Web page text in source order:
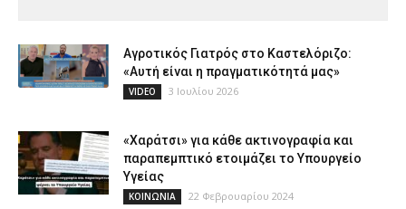
Αγροτικός Γιατρός στο Καστελόριζο:
«Αυτή είναι η πραγματικότητά μας»
VIDEO 3 Ιουλίου 2026
«Χαράτσι» για κάθε ακτινογραφία και
παραπεμπτικό ετοιμάζει το Υπουργείο
Υγείας
ΚΟΙΝΩΝΙΑ 22 Φεβρουαρίου 2024